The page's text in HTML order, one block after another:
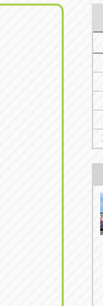
058-379-0525
アップル大
0584-87-
アップル各務原
岐阜県各務原市